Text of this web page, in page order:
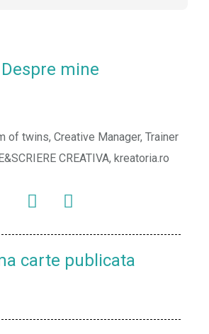
Despre mine
of twins, Creative Manager, Trainer
CREATIVA, kreatoria.ro
carte publicata